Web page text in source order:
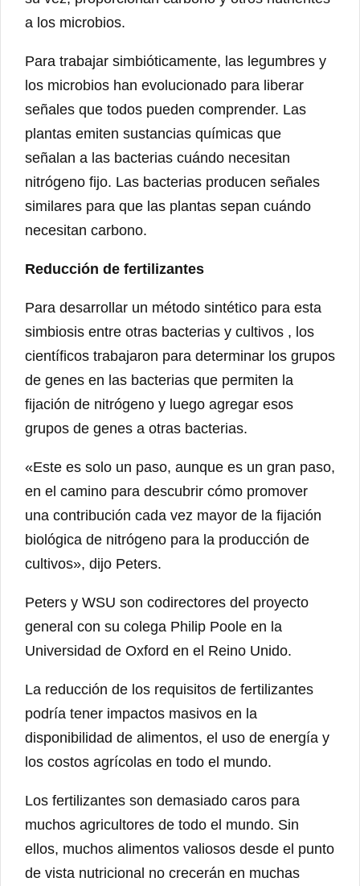
a los microbios.
Para trabajar simbióticamente, las legumbres y
los microbios han evolucionado para liberar
señales que todos pueden comprender. Las
plantas emiten sustancias químicas que
señalan a las bacterias cuándo necesitan
nitrógeno fijo. Las bacterias producen señales
similares para que las plantas sepan cuándo
necesitan carbono.
Reducción de fertilizantes
Para desarrollar un método sintético para esta
simbiosis entre otras bacterias y cultivos , los
científicos trabajaron para determinar los grupos
de genes en las bacterias que permiten la
fijación de nitrógeno y luego agregar esos
grupos de genes a otras bacterias.
«Este es solo un paso, aunque es un gran paso,
en el camino para descubrir cómo promover
una contribución cada vez mayor de la fijación
biológica de nitrógeno para la producción de
cultivos», dijo Peters.
Peters y WSU son codirectores del proyecto
general con su colega Philip Poole en la
Universidad de Oxford en el Reino Unido.
La reducción de los requisitos de fertilizantes
podría tener impactos masivos en la
disponibilidad de alimentos, el uso de energía y
los costos agrícolas en todo el mundo.
Los fertilizantes son demasiado caros para
muchos agricultores de todo el mundo. Sin
ellos, muchos alimentos valiosos desde el punto
de vista nutricional no crecerán en muchas